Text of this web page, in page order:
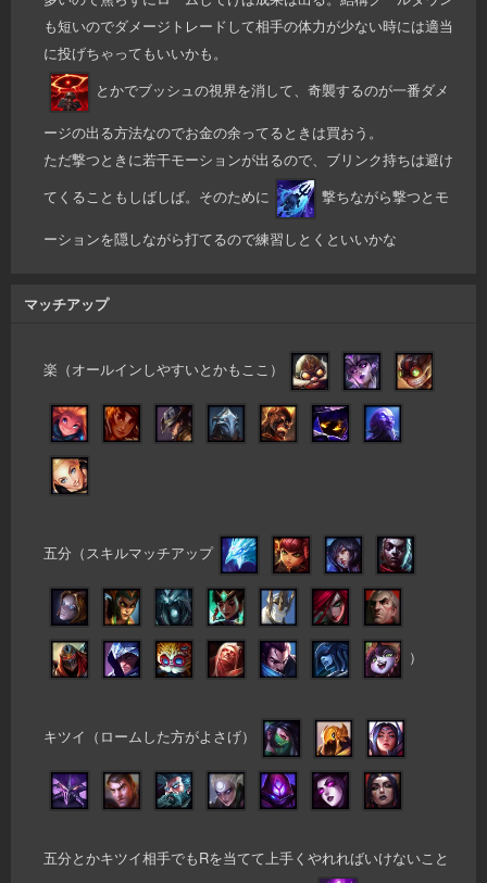
も短いのでダメージトレードして相手の体力が少ない時には適当
に投げちゃってもいいかも。
とかでブッシュの視界を消して、奇襲するのが一番ダメ
ージの出る方法なのでお金の余ってるときは買おう。
ただ撃つときに若干モーションが出るので、ブリンク持ちは避け
てくることもしばしば。そのために
撃ちながら撃つとモ
ーションを隠しながら打てるので練習しとくといいかな
マッチアップ
楽（オールインしやすいとかもここ）
五分（スキルマッチアップ
）
キツイ（ロームした方がよさげ）
五分とかキツイ相手でもRを当てて上手くやれればいけないこと